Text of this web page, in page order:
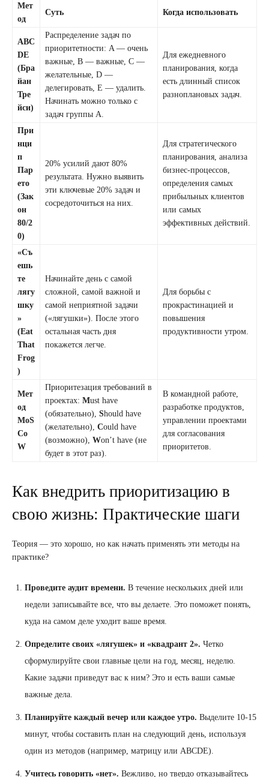
Мет
од
Суть Когда использовать
ABC
DE
(Бра
йан
Тре
йси)
Распределение задач по
приоритетности: A — очень
важные, B — важные, C —
желательные, D —
делегировать, E — удалить.
Начинать можно только с
задач группы А.
Для ежедневного
планирования, когда
есть длинный список
разноплановых задач.
При
нци
п
Пар
ето
(Зак
он
80/2
0)
20% усилий дают 80%
результата. Нужно выявить
эти ключевые 20% задач и
сосредоточиться на них.
Для стратегического
планирования, анализа
бизнес-процессов,
определения самых
прибыльных клиентов
или самых
эффективных действий.
«Съ
ешь
те
лягу
шку
»
(Eat
That
Frog
)
Начинайте день с самой
сложной, самой важной и
самой неприятной задачи
(«лягушки»). После этого
остальная часть дня
покажется легче.
Для борьбы с
прокрастинацией и
повышения
продуктивности утром.
Мет
од
MoS
Co
W
Приоритезация требований в
проектах: Must have
(обязательно), Should have
(желательно), Could have
(возможно), Won’t have (не
будет в этот раз).
В командной работе,
разработке продуктов,
управлении проектами
для согласования
приоритетов.
Как внедрить приоритизацию в
свою жизнь: Практические шаги
Теория — это хорошо, но как начать применять эти методы на
практике?
Проведите аудит времени. В течение нескольких дней или
недели записывайте все, что вы делаете. Это поможет понять,
куда на самом деле уходит ваше время.
Определите своих «лягушек» и «квадрант 2». Четко
сформулируйте свои главные цели на год, месяц, неделю.
Какие задачи приведут вас к ним? Это и есть ваши самые
важные дела.
Планируйте каждый вечер или каждое утро. Выделите 10-15
минут, чтобы составить план на следующий день, используя
один из методов (например, матрицу или ABCDE).
Учитесь говорить «нет». Вежливо, но твердо отказывайтесь